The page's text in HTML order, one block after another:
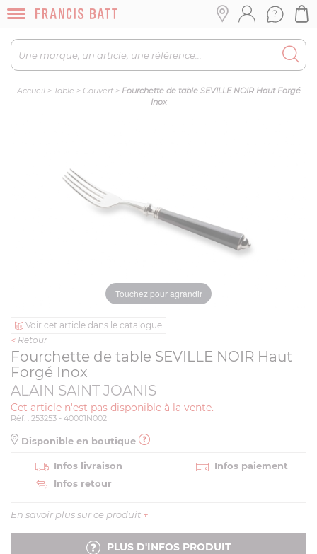
Accueil> Table > Couvert> Fourchette de table SEVILLE NOIR Haut Forgé
Inox
Touchez pour agrandir
Voir cet article dans le catalogue
< Retour
Fourchette de table SEVILLE NOIR Haut
Forgé Inox
ALAIN SAINT JOANIS
Cet article n'est pas disponible à la vente.
Réf. : 253253 - 40001N002
Disponible en boutique
Infos livraison
Infos paiement
Infos retour
En savoir plus sur ce produit +
PLUS D'INFOS PRODUIT